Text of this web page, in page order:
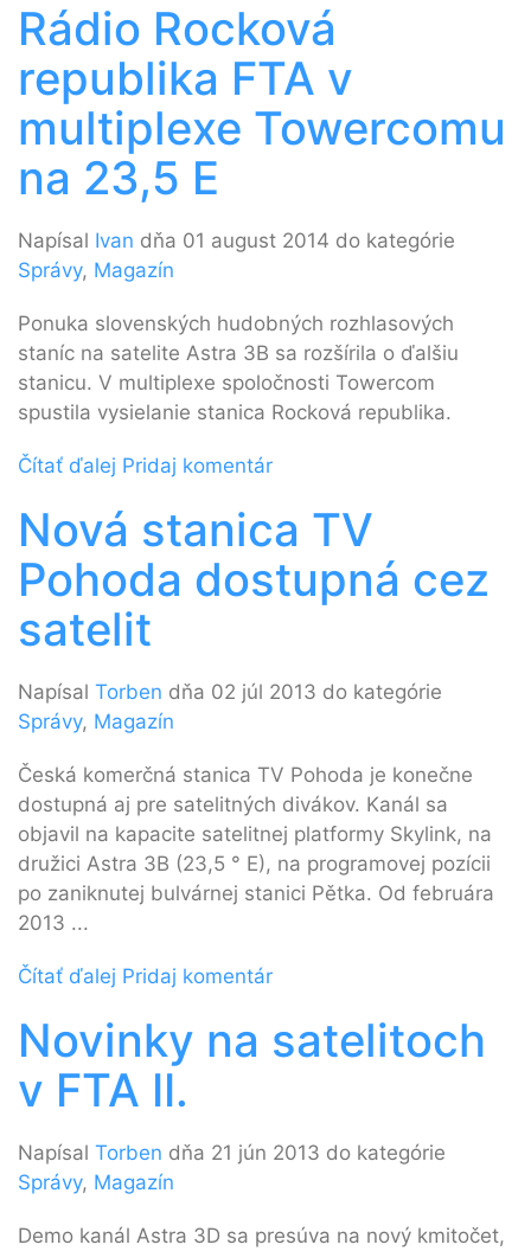
Rádio Rocková
republika FTA v
multiplexe Towercomu
na 23,5 E
Napísal Ivan dňa 01 august 2014 do kategórie
Správy, Magazín
Ponuka slovenských hudobných rozhlasových
staníc na satelite Astra 3B sa rozšírila o ďalšiu
stanicu. V multiplexe spoločnosti Towercom
spustila vysielanie stanica Rocková republika.
Čítať ďalej Pridaj komentár
Nová stanica TV
Pohoda dostupná cez
satelit
Napísal Torben dňa 02 júl 2013 do kategórie
Správy, Magazín
Česká komerčná stanica TV Pohoda je konečne
dostupná aj pre satelitných divákov. Kanál sa
objavil na kapacite satelitnej platformy Skylink, na
družici Astra 3B (23,5 ° E), na programovej pozícii
po zaniknutej bulvárnej stanici Pětka. Od februára
2013 ...
Čítať ďalej Pridaj komentár
Novinky na satelitoch
v FTA II.
Napísal Torben dňa 21 jún 2013 do kategórie
Správy, Magazín
Demo kanál Astra 3D sa presúva na nový kmitočet,